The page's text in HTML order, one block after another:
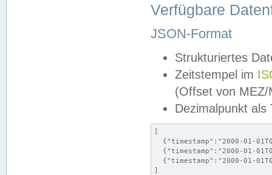
Verfügbare
JSON-Format
Strukturiertes
Zeitstempel im
(Offset von MEZ/
Dezimalpunkt als
[
{"timestamp":"2000-01-
{"timestamp":"2000-01-
{"timestamp":"2000-01-
]